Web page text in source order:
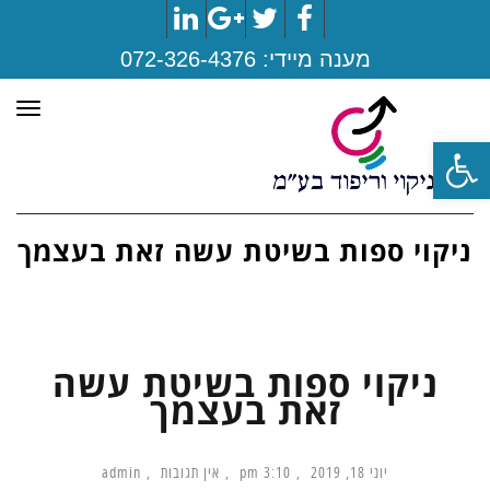
פתח סרגל נגישות
Facebook
Twitter
Google+
LinkedIn
מענה מיידי:072-326-4376
ניקוי ספות בשיטת עשה זאת בעצמך
ניקוי ספות בשיטת עשה
זאת בעצמך
יוני 18, 2019 3:10 pm אין תגובות admin